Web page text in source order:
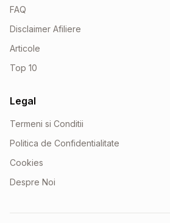
FAQ
Disclaimer Afiliere
Articole
Top 10
Legal
Termeni si Conditii
Politica de Confidentialitate
Cookies
Despre Noi